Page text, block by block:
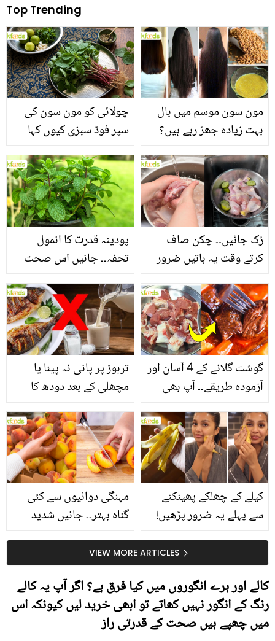
Top Trending
چولائی کو مون سون کی
سپر فوڈ سبزی کیوں کہا
منرلز اور اینٹی آکسیڈنٹس
سے بھرپور اس سبزی کے
فائدے
مون سون موسم میں بال
بہت زیادہ جھڑ رہے ہیں؟
بنانے کے چند قدرتی طریقے
پودینہ قدرت کا انمول
تحفہ۔۔ جانیں اس صحت
انگیز طبی فوائد
رُک جائیں۔۔ چکن صاف
کرتے وقت یہ باتیں ضرور
تربوز پر پانی نہ پینا یا
مچھلی کے بعد دودھ کا
سے متعلق غلط فہمیوں کی
حقیقت کیا ہے اور افواہ
کیا؟
گوشت گلانے کے 4 آسان اور
آزمودہ طریقے۔۔ آپ بھی
بتائے راز
مہنگی دوائیوں سے کئی
گناہ بہتر۔۔ جانیں شدید
کیوں کھانا چاہیے؟
کیلے کے چھلکے پھینکنے
سے پہلے یہ ضرور پڑھیں!
سستا اور قدرتی حلVIEW MORE ARTICLES
کالے اور ہرے انگوروں میں کیا فرق ہے؟ اگر آپ یہ کالے
رنگ کے انگور نہیں کھاتے تو ابھی خرید لیں کیونکہ اس
میں چھپے ہیں صحت کے قدرتی راز